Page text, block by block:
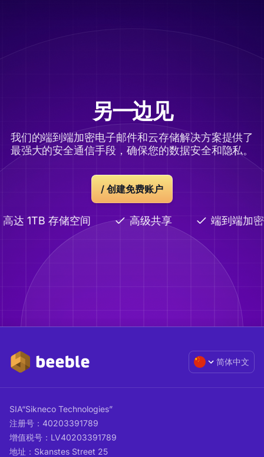
另一边见
我们的端到端加密电子邮件和云存储解决方案提供了
最强大的安全通信手段，确保您的数据安全和隐私。
/ 创建免费账户
高达 1TB 存储空间 高级共享 端到端加密
简体中文
SIA“Sikneco Technologies”
注册号：40203391789
增值税号：LV40203391789
地址：Skanstes Street 25